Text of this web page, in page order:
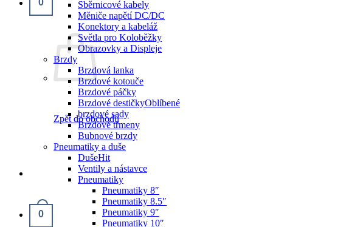
Zpět do obchodu
0
Sběrnicové kabely
Měniče napětí DC/DC
Konektory a kabeláž
Světla pro Koloběžky
Obrazovky a Displeje
Brzdy
Brzdová lanka
Brzdové kotouče
Brzdové páčky
Brzdové destičky
brzdové sady
Brzdové třmeny
Bubnové brzdy
Pneumatiky a duše
Duše
Ventily a nástavce
Pneumatiky
Pneumatiky 8″
Pneumatiky 8.5″
Pneumatiky 9″
Pneumatiky 10″